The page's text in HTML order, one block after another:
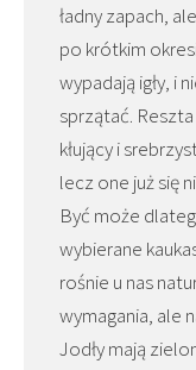
ładny zapach,
po krótkim
wypadają igły, i
sprzątać.
kłujący i
lecz one już się
Być może
wybierane
rośnie u nas
wymagania, ale
Jodły mają